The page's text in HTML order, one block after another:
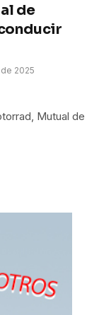
de
2025
Mutual de